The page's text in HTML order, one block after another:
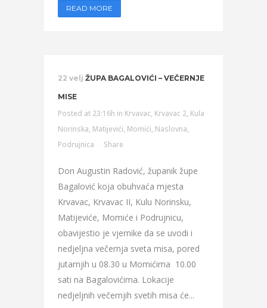
READ MORE
22 velj ŽUPA BAGALOVIĆI – VEČERNJE
MISE
Posted at 23:16h in Krvavac, Krvavac 2, Kula
Norinska, Matijevići, Momići, Naslovna,
Podrujnica
Share
Don Augustin Radović, županik župe
Bagalović koja obuhvaća mjesta
Krvavac, Krvavac II, Kulu Norinsku,
Matijeviće, Momiće i Podrujnicu,
obavijestio je vjernike da se uvodi i
nedjeljna večernja sveta misa, pored
jutarnjih u 08.30 u Momićima 10.00
sati na Bagalovićima. Lokacije
nedjeljnih večernjih svetih misa će...